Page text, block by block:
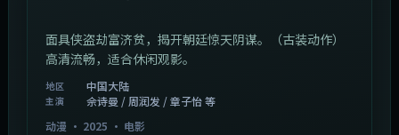
面具侠盗劫富济贫，揭开朝廷惊天阴谋。（古装动作）
高清流畅，适合休闲观影。
地区 中国大陆
主演
佘诗曼 / 周润发 / 章子怡 等
动漫 · 2025 · 电影